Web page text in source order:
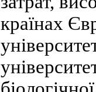
країнах